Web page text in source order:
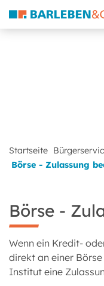
Startseite
Börse - Zulassung
Börse -
Wenn ein Kredit-
direkt an einer
Institut eine